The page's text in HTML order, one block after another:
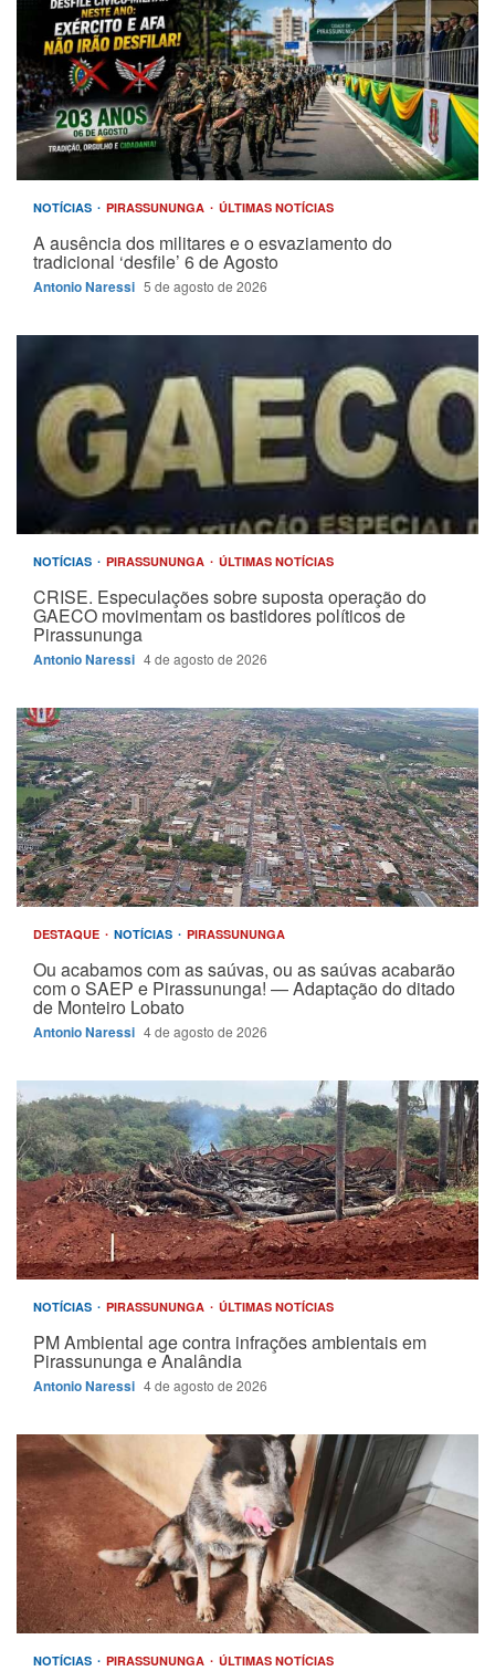
NOTÍCIAS PIRASSUNUNGA ÚLTIMAS NOTÍCIAS
A ausência dos militares e o esvaziamento do
tradicional ‘desfile’ 6 de Agosto
Antonio Naressi 5 de agosto de 2026
NOTÍCIAS PIRASSUNUNGA ÚLTIMAS NOTÍCIAS
CRISE. Especulações sobre suposta operação do
GAECO movimentam os bastidores políticos de
Pirassununga
Antonio Naressi 4 de agosto de 2026
DESTAQUE NOTÍCIAS PIRASSUNUNGA
Ou acabamos com as saúvas, ou as saúvas acabarão
com o SAEP e Pirassununga! — Adaptação do ditado
de Monteiro Lobato
Antonio Naressi 4 de agosto de 2026
NOTÍCIAS PIRASSUNUNGA ÚLTIMAS NOTÍCIAS
PM Ambiental age contra infrações ambientais em
Pirassununga e Analândia
Antonio Naressi 4 de agosto de 2026
NOTÍCIAS PIRASSUNUNGA ÚLTIMAS NOTÍCIAS